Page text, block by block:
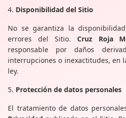
4. Disponibilidad del Sitio
No se garantiza la
errores del Sitio. Cruz Roja
responsable por daños
interrupciones o inexactitudes, en
ley.
5. Protección de datos personales
El tratamiento de datos